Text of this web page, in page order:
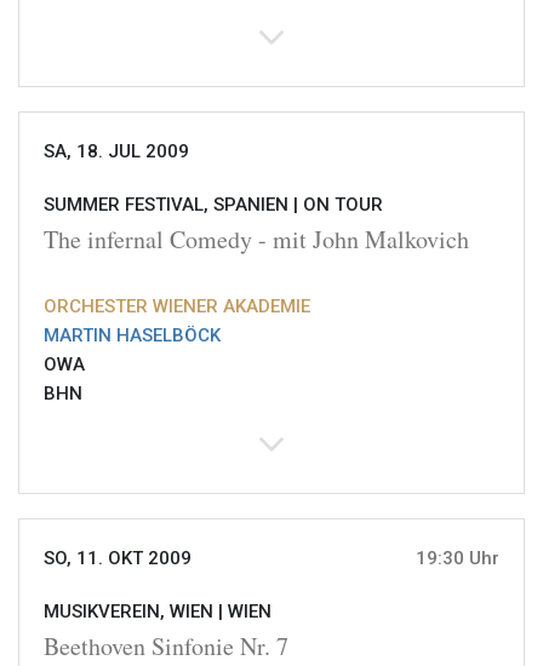
SA, 18. JUL 2009
SUMMER FESTIVAL, SPANIEN | ON TOUR
The infernal Comedy - mit John Malkovich
ORCHESTER WIENER AKADEMIE
MARTIN HASELBÖCK
OWA
BHN
SO, 11. OKT 2009 19:30 Uhr
MUSIKVEREIN, WIEN | WIEN
Beethoven Sinfonie Nr. 7